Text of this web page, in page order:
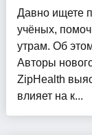
Давно ищете
учёных,
утрам. Об
Авторы
ZipHealth
влияет на к...